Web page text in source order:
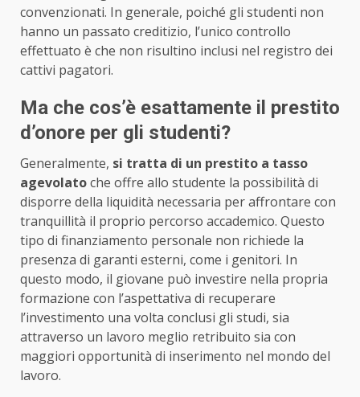
convenzionati. In generale, poiché gli studenti non
hanno un passato creditizio, l’unico controllo
effettuato è che non risultino inclusi nel registro dei
cattivi pagatori.
Ma che cos’è esattamente il prestito
d’onore per gli studenti?
Generalmente, si tratta di un prestito a tasso
agevolatoche offre allo studente la possibilità di
disporre della liquidità necessaria per affrontare con
tranquillità il proprio percorso accademico. Questo
tipo di finanziamento personale non richiede la
presenza di garanti esterni, come i genitori. In
questo modo, il giovane può investire nella propria
formazione con l’aspettativa di recuperare
l’investimento una volta conclusi gli studi, sia
attraverso un lavoro meglio retribuito sia con
maggiori opportunità di inserimento nel mondo del
lavoro.